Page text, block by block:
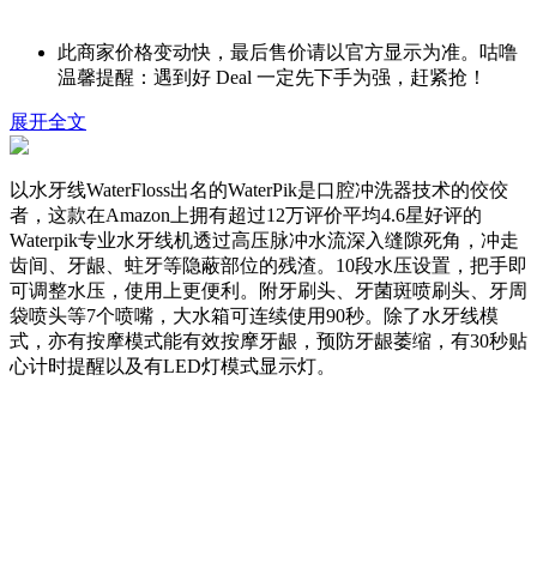
此商家价格变动快，最后售价请以官方显示为准。咕噜
温馨提醒：遇到好 Deal 一定先下手为强，赶紧抢！
展开全文
以水牙线WaterFloss出名的WaterPik是口腔冲洗器技术的佼佼
者，这款在Amazon上拥有超过12万评价平均4.6星好评的
Waterpik专业水牙线机透过高压脉冲水流深入缝隙死角，冲走
齿间、牙龈、蛀牙等隐蔽部位的残渣。10段水压设置，把手即
可调整水压，使用上更便利。附牙刷头、牙菌斑喷刷头、牙周
袋喷头等7个喷嘴，大水箱可连续使用90秒。除了水牙线模
式，亦有按摩模式能有效按摩牙龈，预防牙龈萎缩，有30秒贴
心计时提醒以及有LED灯模式显示灯。